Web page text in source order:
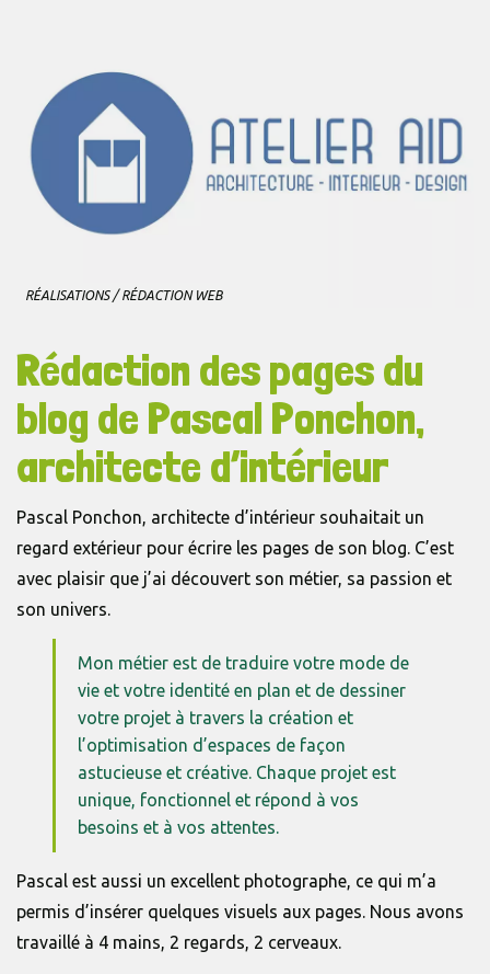
Don't show this popup again
RÉALISATIONS/ RÉDACTION WEB
Rédaction des pages du
blog de Pascal Ponchon,
architecte d’intérieur
Pascal Ponchon, architecte d’intérieur souhaitait un
regard extérieur pour écrire les pages de son blog. C’est
avec plaisir que j’ai découvert son métier, sa passion et
son univers.
Mon métier est de traduire votre mode de
vie et votre identité en plan et de dessiner
votre projet à travers la création et
l’optimisation d’espaces de façon
astucieuse et créative. Chaque projet est
unique, fonctionnel et répond à vos
besoins et à vos attentes.
Pascal est aussi un excellent photographe, ce qui m’a
permis d’insérer quelques visuels aux pages. Nous avons
travaillé à 4 mains, 2 regards, 2 cerveaux.